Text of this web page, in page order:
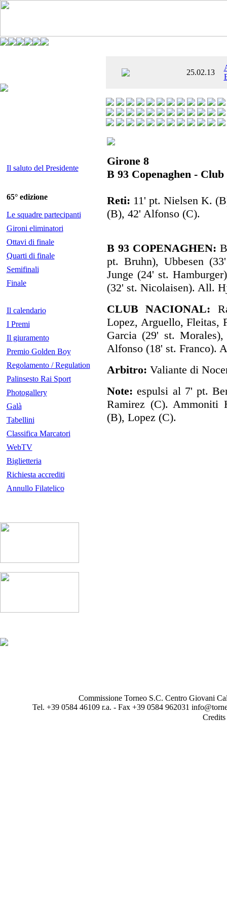
25.02.13
Il saluto del Presidente
65° edizione
Le squadre partecipanti
Gironi eliminatori
Ottavi di finale
Quarti di finale
Semifinali
Finale
Il calendario
I Premi
Il giuramento
Premio Golden Boy
Regolamento / Regulation
Palinsesto Rai Sport
Photogallery
Galà
Tabellini
Classifica Marcatori
WebTV
Biglietteria
Richiesta accrediti
Annullo Filatelico
Girone 8
B 93 Copenaghen -
Reti: 11' pt. Nielsen K.
(B), 42' Alfonso (C).
B 93 COPENAGHEN:
pt. Bruhn), Ubbesen
Junge (24' st.
(32' st. Nicolaisen). All.
CLUB NACIONAL:
Lopez, Arguello, Fleitas,
Garcia (29' st.
Alfonso (18' st. Franco).
Arbitro: Valiante di
Note: espulsi al 7' pt.
Ramirez (C). Ammoniti
(B), Lopez (C).
Commissione Torneo S.C. Centro Giovani
Tel. +39 0584 46109 r.a. - Fax +39 0584 962031
Credits